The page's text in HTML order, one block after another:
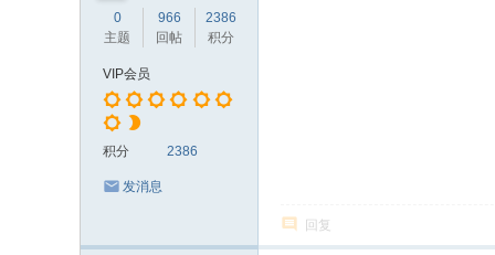
0
主题
966
回帖
2386
积分
VIP会员
积分 2386
发消息
回复